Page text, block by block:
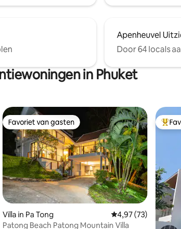
Apenheuvel
Door 64 locals
in Phuket
beoordeling van 4,87 op 5, 47 recensies
Favoriet van gasten
Favoriet van gasten
Villa in Pa Tong Gemiddelde
4,97 (73)
Patong Beach Patong Mountain Villa